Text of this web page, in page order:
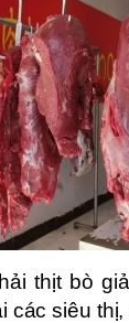
thịt bò
các siêu